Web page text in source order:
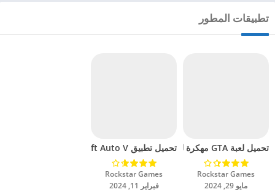
تطبيقات المطور
تحميل لعبة GTA مهكرة للاندرويد 2024
Rockstar Games‏
مايو 29, 2024
تحميل تطبيق Grand Theft Auto V مهكر للاندرويد 2024
Rockstar Games‏
فبراير 11, 2024